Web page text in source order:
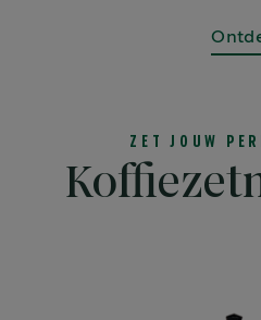
ZET JOUW